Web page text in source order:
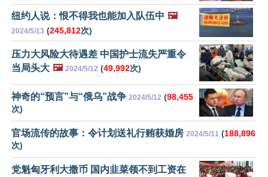
纽约人说：恨不得我也能加入队伍中 🖼️
2024/5/13 (245,812次)
压力大风险大待遇差 中国护士流失严重令
当局头大 🖼️ 2024/5/12 (49,992次)
神奇的“预言”与“俄乌”战争 2024/5/12 (98,455
次)
官场流传的故事：令计划送礼行贿获婚房 2024/5/11 (188,896
次)
党魁匈牙利大撒币 国内韭菜领不到工资在